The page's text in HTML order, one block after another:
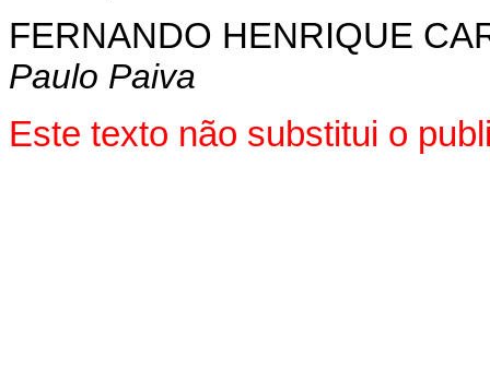
FERNANDO HENRIQUE
Paulo Paiva
Este texto não substitui o